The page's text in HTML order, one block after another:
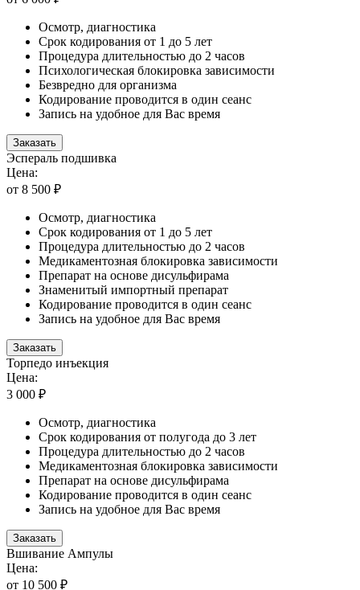
Осмотр, диагностика
Срок кодирования от 1 до 5 лет
Процедура длительностью до 2 часов
Психологическая блокировка зависимости
Безвредно для организма
Кодирование проводится в один сеанс
Запись на удобное для Вас время
Заказать
Эспераль подшивка
Цена:
от 8 500 ₽
Осмотр, диагностика
Срок кодирования от 1 до 5 лет
Процедура длительностью до 2 часов
Медикаментозная блокировка зависимости
Препарат на основе дисульфирама
Знаменитый импортный препарат
Кодирование проводится в один сеанс
Запись на удобное для Вас время
Заказать
Торпедо инъекция
Цена:
3 000 ₽
Осмотр, диагностика
Срок кодирования от полугода до 3 лет
Процедура длительностью до 2 часов
Медикаментозная блокировка зависимости
Препарат на основе дисульфирама
Кодирование проводится в один сеанс
Запись на удобное для Вас время
Заказать
Вшивание Ампулы
Цена:
от 10 500 ₽